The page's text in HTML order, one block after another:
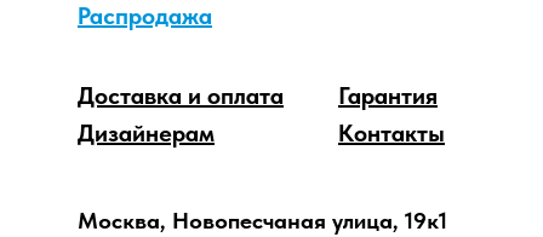
Распродажа
Дизайнерам
Доставка и оплата
Гарантия
Контакты
Москва, Новопесчаная улица, 19к1